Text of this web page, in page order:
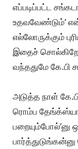
எப்படிப்பட்ட
உதவவேண்டும்’
எல்லோருக்கும்
இதைச்
வந்ததுமே
அடுத்த நாள்
ரொம்ப
பறையும்போல்’னு